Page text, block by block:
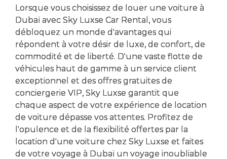
Lorsque vous choisissez de louer une voiture à
Dubaï avec Sky Luxse Car Rental, vous
débloquez un monde d'avantages qui
répondent à votre désir de luxe, de confort, de
commodité et de liberté. D'une vaste flotte de
véhicules haut de gamme à un service client
exceptionnel et des offres gratuites de
conciergerie VIP, Sky Luxse garantit que
chaque aspect de votre expérience de location
de voiture dépasse vos attentes. Profitez de
l'opulence et de la flexibilité offertes par la
location d'une voiture chez Sky Luxse et faites
de votre voyage à Dubaï un voyage inoubliable